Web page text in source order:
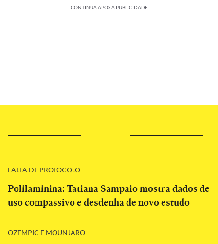
CONTINUA APÓS A PUBLICIDADE
FALTA DE PROTOCOLO
Polilaminina: Tatiana Sampaio mostra dados de
uso compassivo e desdenha de novo estudo
OZEMPIC E MOUNJARO